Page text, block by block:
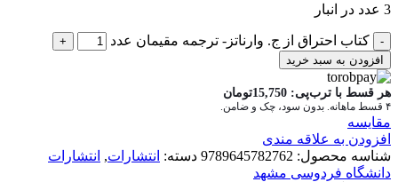
3 عدد در انبار
کتاب اح‍ت‍راق‌ از ج‌. وارن‍ات‍ز- ترجمه مقیمان عدد
افزودن به سبد خرید
هر قسط با ترب‌پی: 15,750تومان
۴ قسط ماهانه. بدون سود، چک و ضامن.
مقايسه
افزودن به علاقه مندی
شناسه محصول: 9789645782762 دسته: انتشارات, انتشارات
دانشگاه فردوسی مشهد